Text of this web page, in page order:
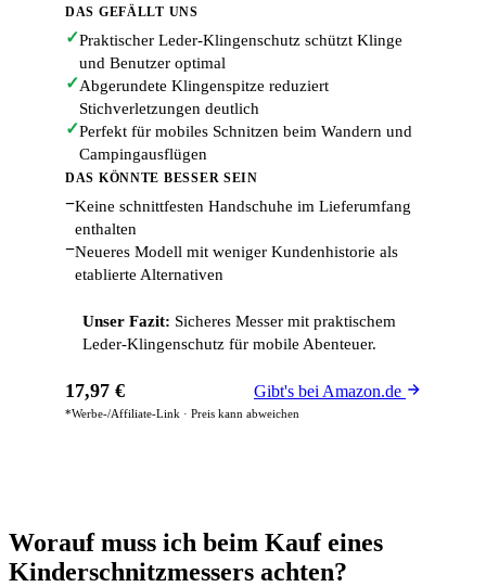
DAS GEFÄLLT UNS
✓Praktischer Leder-Klingenschutz schützt Klinge
und Benutzer optimal
✓Abgerundete Klingenspitze reduziert
Stichverletzungen deutlich
✓Perfekt für mobiles Schnitzen beim Wandern und
Campingausflügen
DAS KÖNNTE BESSER SEIN
−Keine schnittfesten Handschuhe im Lieferumfang
enthalten
−Neueres Modell mit weniger Kundenhistorie als
etablierte Alternativen
Unser Fazit: Sicheres Messer mit praktischem
Leder-Klingenschutz für mobile Abenteuer.
17,97 € Gibt's bei Amazon.de
*Werbe-/Affiliate-Link · Preis kann abweichen
Worauf muss ich beim Kauf eines
Kinderschnitzmessers achten?